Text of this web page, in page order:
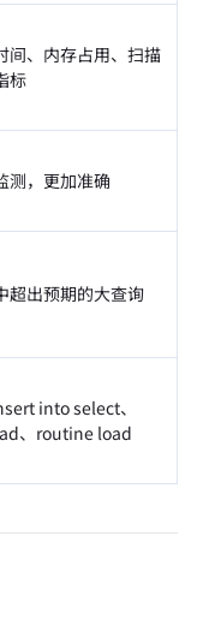
间、内存占用、扫描
标
测，更加准确
超出预期的大查询
into select、
、routine load